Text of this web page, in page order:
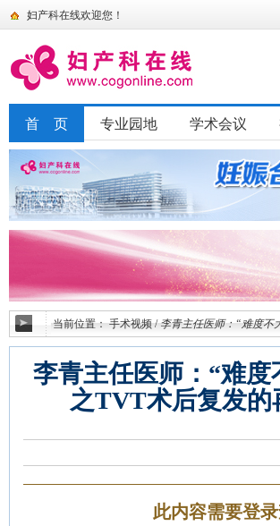
妇产科在线欢迎您！
首 页 专业园地 学术会议
当前位置：手术视频 / 李青主任医师：“难度不
李青主任医师：“难
之TVT术后复发
此内容需要登